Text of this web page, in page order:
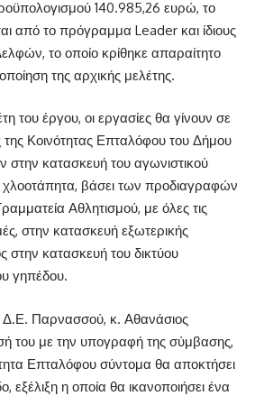
140.985,26 ευρώ, το
από το πρόγραμμα Leader και ίδιους
το οποίο κρίθηκε απαραίτητο
της αρχικής μελέτης.
του έργου, οι εργασίες θα γίνουν σε
της Κοινότητας Επταλόφου του Δήμου
κατασκευή του αγωνιστικού
βάσει των προδιαγραφών
Αθλητισμού, με όλες τις
στην κατασκευή εξωτερικής
στην κατασκευή του δικτύου
γηπέδου.
Δ.Ε. Παρνασσού, κ. Αθανάσιος
του με την υπογραφή της σύμβασης,
Επταλόφου σύντομα θα αποκτήσει
εξέλιξη η οποία θα ικανοποιήσει ένα